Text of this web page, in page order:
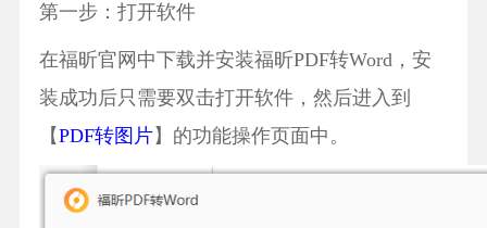
第一步：打开软件
在福昕官网中下载并安装福昕PDF转Word，安
装成功后只需要双击打开软件，然后进入到
【PDF转图片】的功能操作页面中。